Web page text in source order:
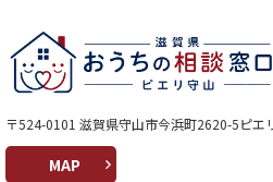
〒524-0101 滋賀県守山市今浜町2620-5ピエ
MAP